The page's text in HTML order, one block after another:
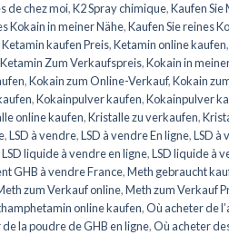
de chez moi,K2 Spray chimique,Kaufen Sie
Kokain in meiner Nähe,Kaufen Sie reines
Ketamin kaufen Preis,Ketamin online kaufen,
Ketamin Zum Verkaufspreis,Kokain in
,Kokain zum Online-Verkauf,Kokain
,Kokainpulver kaufen,Kokainpulver
online kaufen,Kristalle zu verkaufen,
,LSD à vendre,LSD à vendre En ligne,LSD à
LSD liquide à vendre en ligne,LSD liquide à
GHB à vendre France,Meth gebraucht
zum Verkauf online,Meth zum Verkauf
online kaufen,Où acheter de
la poudre de GHB en ligne,Où acheter